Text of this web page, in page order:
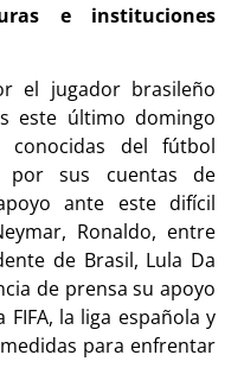
e instituciones
el jugador brasileño
este último domingo
conocidas del fútbol
por sus cuentas de
ante este difícil
Ronaldo, entre
de Brasil, Lula Da
de prensa su apoyo
la liga española y
para enfrentar